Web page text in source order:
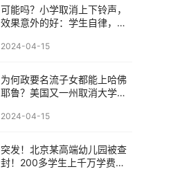
可能吗？小学取消上下铃声，
效果意外的好：学生自律，老
2024-04-15
为何政要名流子女都能上哈佛
耶鲁？美国又一州取消大学录
2024-04-15
突发！北京某高端幼儿园被查
封！200多学生上千万学费退